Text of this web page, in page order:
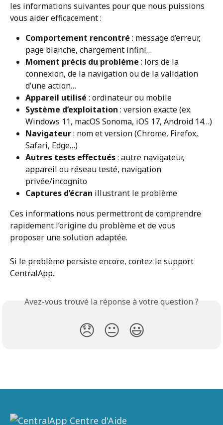
les informations suivantes pour que nous puissions
vous aider efficacement :
Comportement rencontré : message d’erreur,
page blanche, chargement infini…
Moment précis du problème : lors de la
connexion, de la navigation ou de la validation
d’une action…
Appareil utilisé : ordinateur ou mobile
Système d’exploitation : version exacte (ex.
Windows 11, macOS Sonoma, iOS 17, Android 14…)
Navigateur : nom et version (Chrome, Firefox,
Safari, Edge…)
Autres tests effectués : autre navigateur,
appareil ou réseau testé, navigation
privée/incognito
Captures d’écran illustrant le problème
Ces informations nous permettront de comprendre
rapidement l’origine du problème et de vous
proposer une solution adaptée.
Si le problème persiste encore, contez le support
CentralApp.
Avez-vous trouvé la réponse à votre question ?
😞 😐 😃